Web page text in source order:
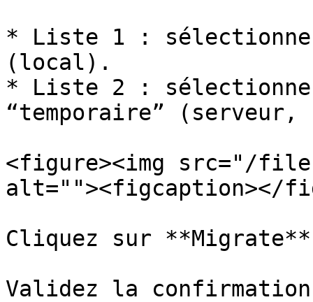
* Liste 1 :
(local).
* Liste 2 :
“temporaire”
<figure><img src="/
alt=""><figcaption></
Cliquez sur
Validez la